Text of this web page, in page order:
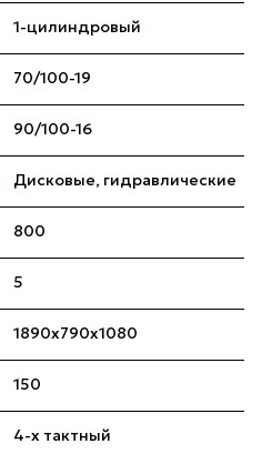
1-цилиндровый
70/100-19
90/100-16
Дисковые, гидравлические
800
5
1890х790x1080
150
4-х тактный